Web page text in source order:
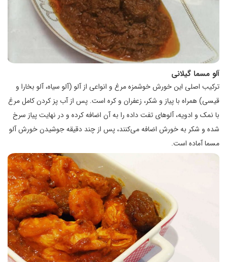
آلو مسما گیلانی
ترکیب اصلی این خورش خوشمزه مرغ و انواعی از آلو (آلو سیاه، آلو بخارا و
قیسی) همراه با پیاز و شکر، زعفران و کره است. پس از آب پز کردن کامل مرغ
با نمک و ادویه، آلوهای تفت داده را به آن اضافه کرده و در نهایت پیاز سرخ
شده و شکر به خورش اضافه می‌کنند، پس از چند دقیقه جوشیدن خورش آلو
مسما آماده است.